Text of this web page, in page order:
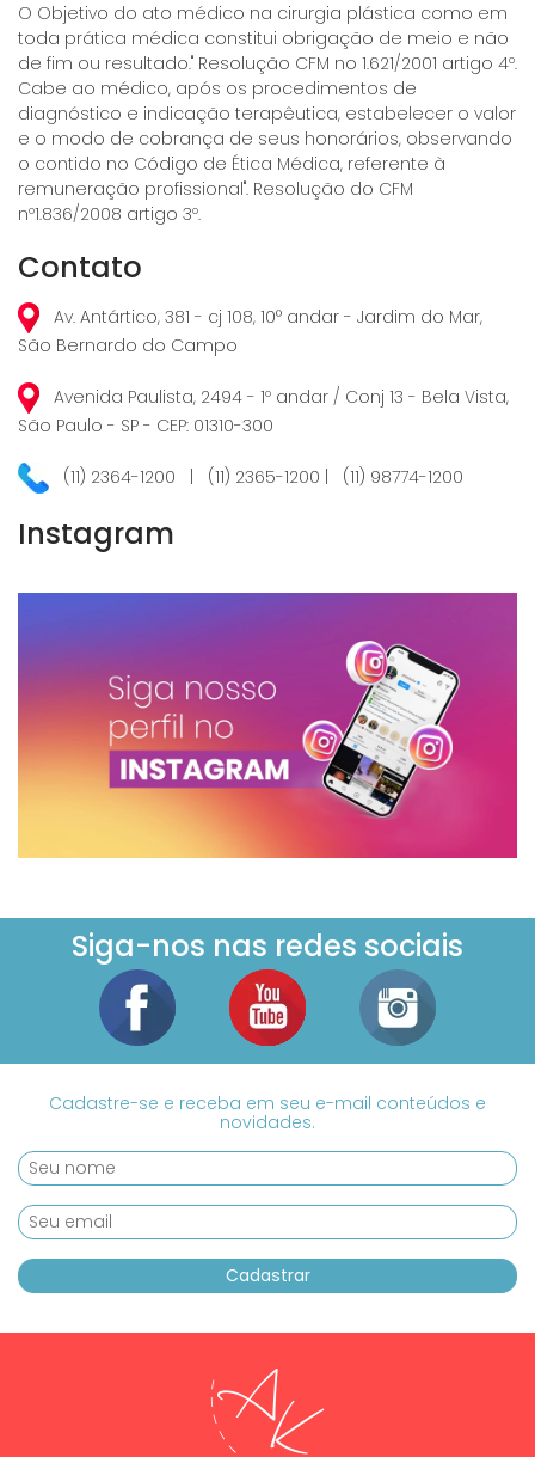
O Objetivo do ato médico na cirurgia plástica como em
toda prática médica constitui obrigação de meio e não
de fim ou resultado." Resolução CFM no 1.621/2001 artigo 4º.
Cabe ao médico, após os procedimentos de
diagnóstico e indicação terapêutica, estabelecer o valor
e o modo de cobrança de seus honorários, observando
o contido no Código de Ética Médica, referente à
remuneração profissional". Resolução do CFM
nº1.836/2008 artigo 3º.
Contato
Av. Antártico, 381 - cj 108, 10° andar - Jardim do Mar,
São Bernardo do Campo
Avenida Paulista, 2494 - 1º andar / Conj 13 - Bela Vista,
São Paulo - SP - CEP: 01310-300
(11) 2364-1200 | (11) 2365-1200 | (11) 98774-1200
Instagram
Siga-nos nas redes sociais
Cadastre-se e receba em seu e-mail conteúdos e
novidades.